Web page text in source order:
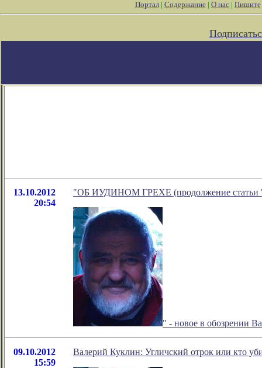
Портал| Содержание| О нас| Пишите
13.10.2012
20:54
"ОБ ИУДИНОМ ГРЕХЕ (продолжение статьи
" - новое в обозрении
09.10.2012
15:59
Валерий Куклин: Угличский отрок или кто